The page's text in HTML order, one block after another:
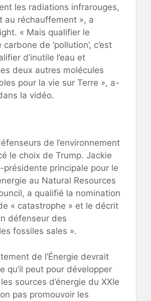
les radiations infrarouges,
au réchauffement », a
« Mais qualifier le
de ‘pollution’, c’est
d’inutile l’eau et
deux autres molécules
pour la vie sur Terre », a-
la vidéo.
de l’environnement
le choix de Trump. Jackie
présidente principale pour le
au Natural Resources
a qualifié la nomination
« catastrophe » et le décrit
défenseur des
fossiles sales ».
de l’Énergie devrait
qu’il peut pour développer
sources d’énergie du XXIe
pas promouvoir les